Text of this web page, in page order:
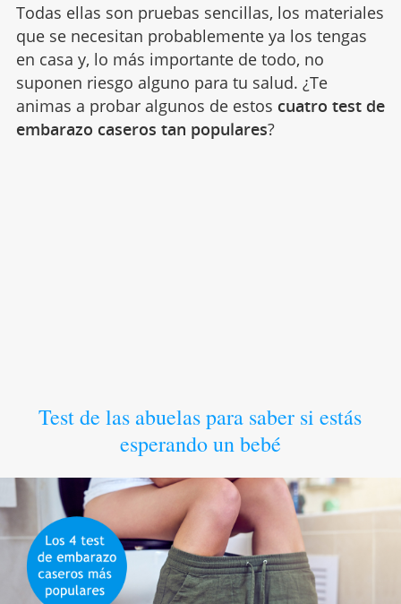
Todas ellas son pruebas sencillas, los materiales
que se necesitan probablemente ya los tengas
en casa y, lo más importante de todo, no
suponen riesgo alguno para tu salud. ¿Te
animas a probar algunos de estos cuatro test de
embarazo caseros tan populares?
Test de las abuelas para saber si estás
esperando un bebé